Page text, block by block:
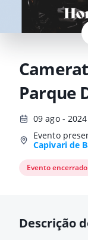
Parque
09 ago -
Evento
Capivari de
Evento encerrado
Descrição